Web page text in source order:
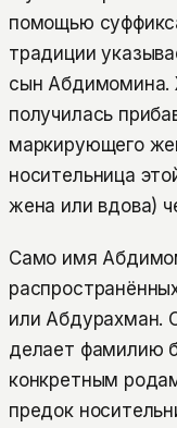
помощью
традиции
сын Абдимомина.
получилась
маркирующего
носительница
жена или вдова)
Само имя
или Абдурахман.
делает фамилию
конкретным
предок